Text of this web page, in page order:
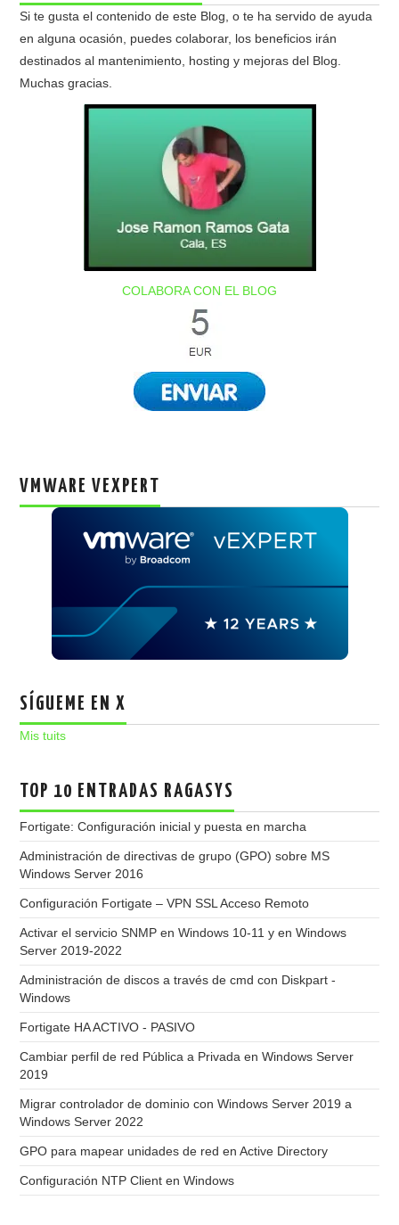
Si te gusta el contenido de este Blog, o te ha servido de ayuda
en alguna ocasión, puedes colaborar, los beneficios irán
destinados al mantenimiento, hosting y mejoras del Blog.
Muchas gracias.
COLABORA CON EL BLOG
VMWARE VEXPERT
SÍGUEME EN X
Mis tuits
TOP 10 ENTRADAS RAGASYS
Fortigate: Configuración inicial y puesta en marcha
Administración de directivas de grupo (GPO) sobre MS
Windows Server 2016
Configuración Fortigate – VPN SSL Acceso Remoto
Activar el servicio SNMP en Windows 10-11 y en Windows
Server 2019-2022
Administración de discos a través de cmd con Diskpart -
Windows
Fortigate HA ACTIVO - PASIVO
Cambiar perfil de red Pública a Privada en Windows Server
2019
Migrar controlador de dominio con Windows Server 2019 a
Windows Server 2022
GPO para mapear unidades de red en Active Directory
Configuración NTP Client en Windows